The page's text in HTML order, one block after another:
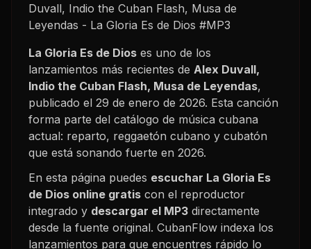
Duvall, Indio the Cuban Flash, Musa de
Leyendas - La Gloria Es de Dios #MP3
La Gloria Es de Dios es uno de los
lanzamientos más recientes de Alex Duvall,
Indio the Cuban Flash, Musa de Leyendas,
publicado el 29 de enero de 2026. Esta canción
forma parte del catálogo de música cubana
actual: reparto, reggaetón cubano y cubatón
que está sonando fuerte en 2026.
En esta página puedes escuchar La Gloria Es
de Dios online gratis con el reproductor
integrado y descargar el MP3 directamente
desde la fuente original. CubanFlow indexa los
lanzamientos para que encuentres rápido lo